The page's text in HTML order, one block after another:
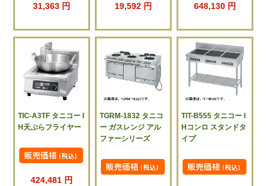
31,363 円 19,592 円 648,130 円
TIC-A3TF タニコー I
H天ぷらフライヤー
424,481 円
TGRM-1832 タニコ
ー ガスレンジ アル
ファーシリーズ
TIT-B555 タニコー I
Hコンロ スタンドタ
イプ